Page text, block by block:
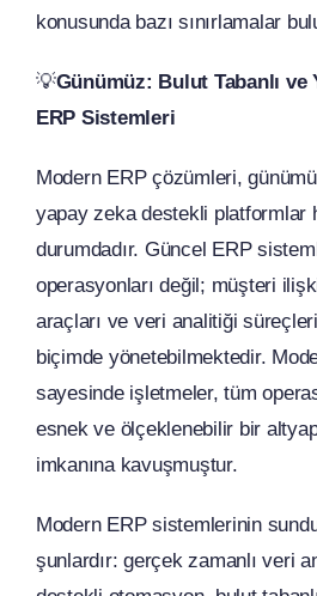
konusunda bazı sınırlamalar
💡Günümüz: Bulut Tabanlı ve
ERP Sistemleri
Modern ERP çözümleri,
yapay zeka destekli platformlar
durumdadır. Güncel ERP
operasyonları değil; müşteri
araçları ve veri analitiği
biçimde yönetebilmektedir.
sayesinde işletmeler, tüm
esnek ve ölçeklenebilir bir
imkanına kavuşmuştur.
Modern ERP sistemlerinin
şunlardır: gerçek zamanlı veri